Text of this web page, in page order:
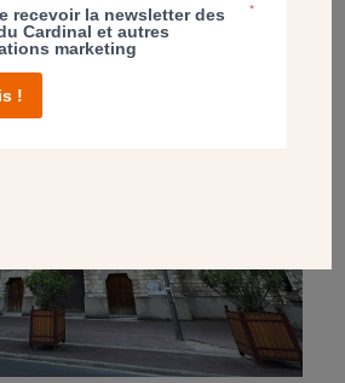
recevoir la newsletter des
Cardinal et autres
marketing
*
!